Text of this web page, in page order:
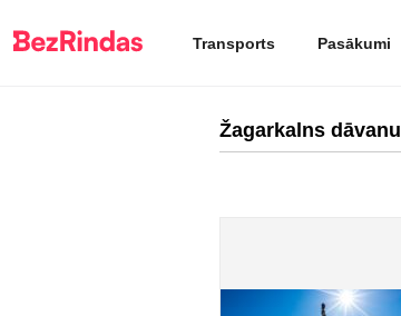
Transports Pasākumi
Žagarkalns